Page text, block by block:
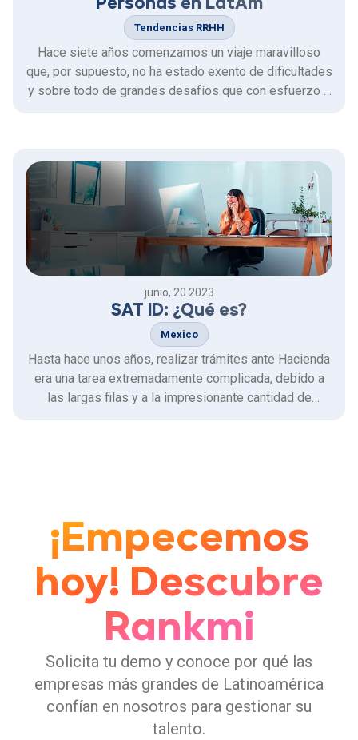
Personas en LatAm
Tendencias RRHH
Hace siete años comenzamos un viaje maravilloso
que, por supuesto, no ha estado exento de dificultades
y sobre todo de grandes desafíos que con esfuerzo y
junio, 20 2023
SAT ID: ¿Qué es?
Mexico
Hasta hace unos años, realizar trámites ante Hacienda
era una tarea extremadamente complicada, debido a
las largas filas y a la impresionante cantidad de
¡Empecemos
hoy! Descubre
Rankmi
Solicita tu demo y conoce por qué las
empresas más grandes de Latinoamérica
confían en nosotros para gestionar su
talento.